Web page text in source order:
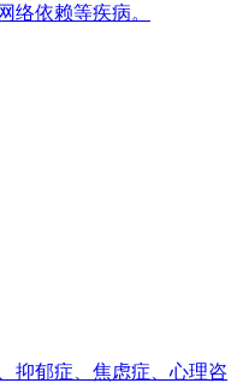
络依赖等疾病。
抑郁症、焦虑症、心理咨